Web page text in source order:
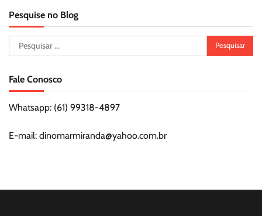
Pesquise no Blog
Pesquisar
por:
Fale Conosco
Whatsapp: (61) 99318-4897
E-mail: dinomarmiranda@yahoo.com.br